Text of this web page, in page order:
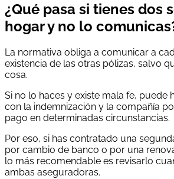
¿Qué pasa si tienes dos
hogar y no lo
La normativa obliga a comunicar a
existencia de las otras pólizas, salvo
cosa.
Si no lo haces y existe mala fe, puede
con la indemnización y la compañía
pago en determinadas circunstancias.
Por eso, si has contratado una
por cambio de banco o por una
lo más recomendable es revisarlo
ambas aseguradoras.